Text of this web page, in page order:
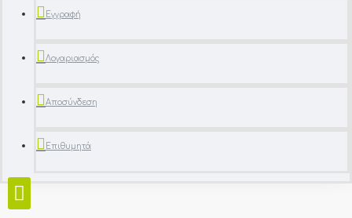
Εγγραφή
Λογαριασμός
Αποσύνδεση
Επιθυμητά